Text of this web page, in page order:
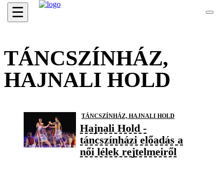
☰
TÁNCSZÍNHÁZ,
HAJNALI HOLD
TÁNCSZÍNHÁZ, HAJNALI HOLD
Hajnali Hold -
táncszínházi előadás a
női lélek rejtelmeiről